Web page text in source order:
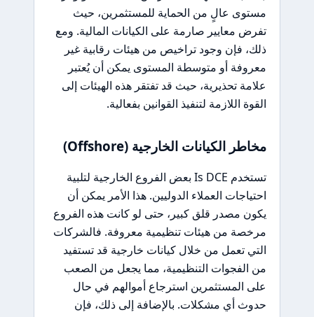
مستوى عالٍ من الحماية للمستثمرين، حيث
تفرض معايير صارمة على الكيانات المالية. ومع
ذلك، فإن وجود تراخيص من هيئات رقابية غير
معروفة أو متوسطة المستوى يمكن أن يُعتبر
علامة تحذيرية، حيث قد تفتقر هذه الهيئات إلى
القوة اللازمة لتنفيذ القوانين بفعالية.
مخاطر الكيانات الخارجية (Offshore)
تستخدم Is DCE بعض الفروع الخارجية لتلبية
احتياجات العملاء الدوليين. هذا الأمر يمكن أن
يكون مصدر قلق كبير، حتى لو كانت هذه الفروع
مرخصة من هيئات تنظيمية معروفة. فالشركات
التي تعمل من خلال كيانات خارجية قد تستفيد
من الفجوات التنظيمية، مما يجعل من الصعب
على المستثمرين استرجاع أموالهم في حال
حدوث أي مشكلات. بالإضافة إلى ذلك، فإن